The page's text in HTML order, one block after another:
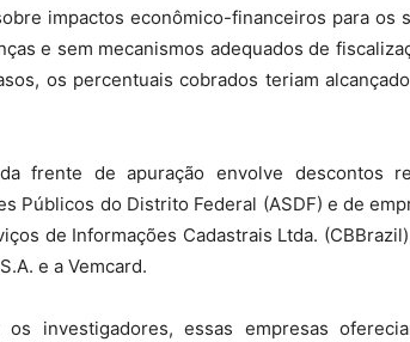
impactos econômico-financeiros para os
e sem mecanismos adequados de
os percentuais cobrados teriam
frente de apuração envolve descontos
Públicos do Distrito Federal (ASDF) e de
de Informações Cadastrais Ltda.
e a Vemcard.
os investigadores, essas empresas